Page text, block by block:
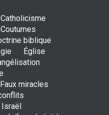
2026 02:55
la fondation du
: la pensée de la
8 Février 2026 20:10
Catholicisme
Coutumes
biblique
Église
Faux miracles
Israël